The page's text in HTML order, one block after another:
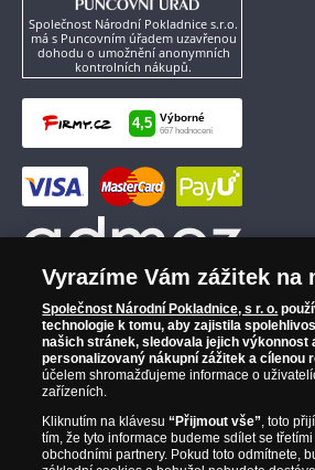
Společnost Národní Pokladnice s.r.o.
má s Puncovním úřadem uzavřenou
dohodu o umožnění anonymních
kontrolních nákupů.
Vyrazíme Vám zážitek na
Společnost Národní Pokladnice, s r. o.
technologie k tomu, aby zajistila
našich stránek, sledovala jejich výkonnost
personalizovaný nákupní zážitek a cílenou
účelem shromažďujeme informace o
zařízeních.
Kliknutím na klávesu“Přijmout vše”, toto
tím, že tyto informace budeme sdílet se
obchodními partnery. Pokud toto odmítnete,